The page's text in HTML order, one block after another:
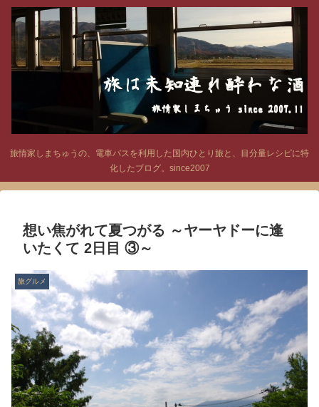
旅情家しまちゅうの、電車バスを利用した国内ひとり旅と、目分量レシピに特
化したブログ。since2007
想い焦がれて夏つがる ～ヤーヤドーに逢
いたくて 2日目 ③～
旅グルメ